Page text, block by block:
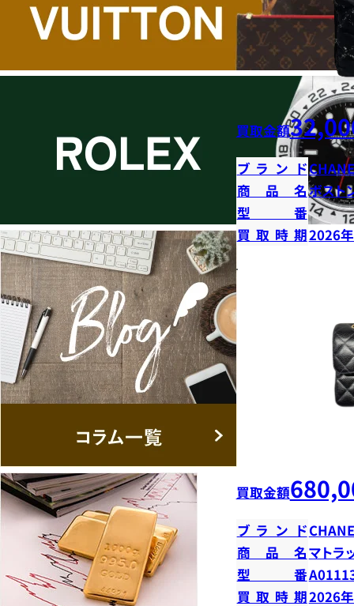
買取金額
ブランド
商品名ボスト
型番
買取時期2026
買取金額
ブランド
商品名マトラ
型番
買取時期2026